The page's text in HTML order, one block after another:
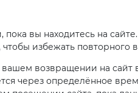
вы находитесь на
избежать повторного
возвращении на
через определённое